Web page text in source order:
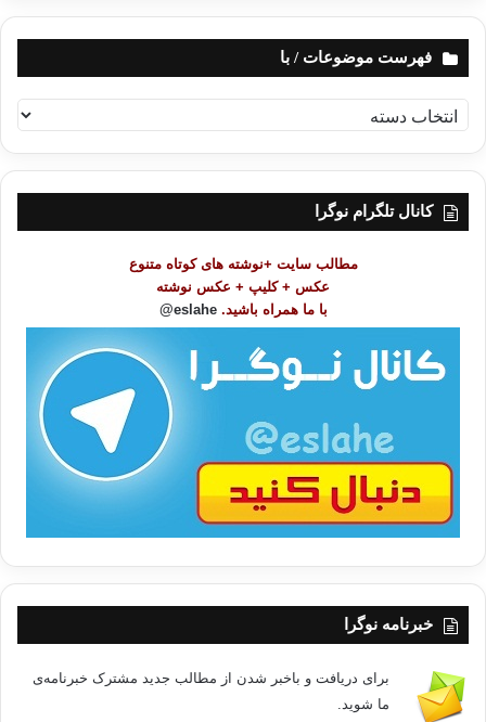
فهرست موضوعات / با
ه
ر
کانال تلگرام نوگرا
مطالب سایت +نوشته های کوتاه متنوع
عکس + کلیپ + عکس نوشته
با ما همراه باشید. eslahe@
خبرنامه نوگرا
برای دریافت و باخبر شدن از مطالب جدید مشترک خبرنامه‌ی
ما شوید.